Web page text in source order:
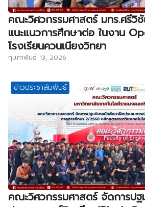
คณะวิศวกรรมศาสตร์ มทร.ศรีวิ
แนะแนวการศึกษาต่อ ในงาน
โรงเรียนควนเนียงวิทยา
กุมภาพันธ์ 13, 2026
ข่าวประชาสัมพันธ์
คณะวิศวกรรมศาสตร์ จัดการป